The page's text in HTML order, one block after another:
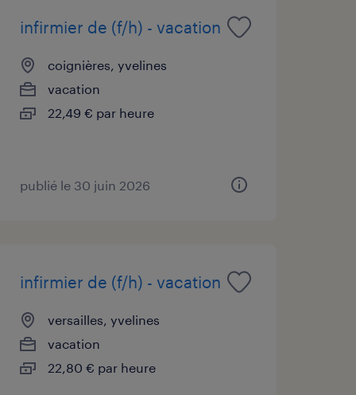
infirmier de (f/h) - vacation
coignières, yvelines
vacation
22,49 € par heure
publié le 30 juin 2026
infirmier de (f/h) - vacation
versailles, yvelines
vacation
22,80 € par heure